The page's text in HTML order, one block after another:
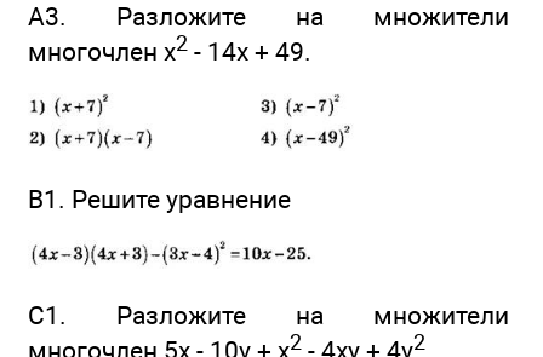
А3. Разложите на множители
многочлен x2 - 14x + 49.
В1. Решите уравнение
C1. Разложите на множители
многочлен 5х - 10у + х2 - 4ху + 4у2